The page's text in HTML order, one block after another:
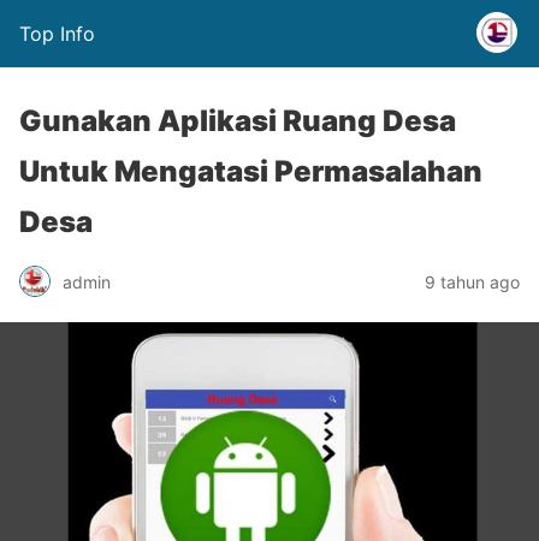
Top Info
Gunakan Aplikasi Ruang Desa
Untuk Mengatasi Permasalahan
Desa
admin 9 tahun ago